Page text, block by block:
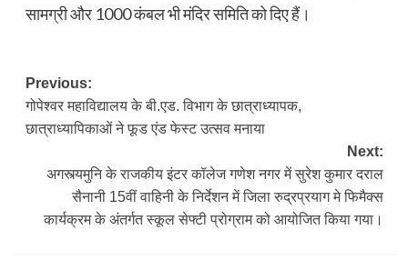
सामग्री और 1000 कंबल भी मंदिर समिति को दिए हैं।
Post
navigation
Previous:
गोपेश्वर महाविद्यालय के बी.एड. विभाग के छात्राध्यापक,
छात्राध्यापिकाओं ने फूड एंड फेस्ट उत्सव मनाया
Next:
अगस्त्यमुनि के राजकीय इंटर कॉलेज गणेश नगर में सुरेश कुमार दराल
सैनानी 15वीं वाहिनी के निर्देशन में जिला रुद्रप्रयाग मे फिमैक्स
कार्यक्रम के अंतर्गत स्कूल सेफ्टी प्रोग्राम को आयोजित किया गया।